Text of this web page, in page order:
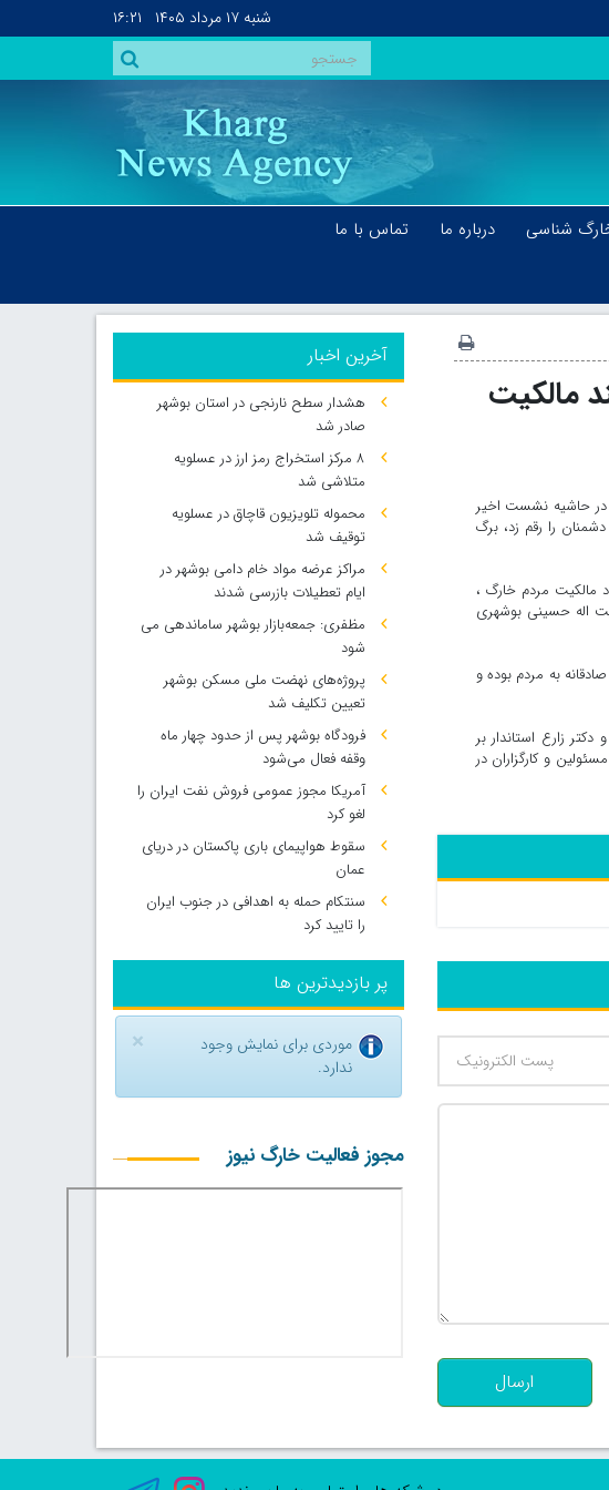
شنبه ۱۷ مرداد ۱۴۰۵ ۱۶:۲۱
شناسی درباره ما
تماس با ما
مالکیت
در حاشیه نشست اخیر
۱۲روزه که نومیدی و عقب نشینی دشمنان را رقم زد، برگ
مالکیت مردم خارگ ،
اله حسینی بوشهری
به مردم بوده و
زارع استاندار بر
و کارگزاران در
ارسال
آخرین اخبار
هشدار سطح نارنجی در استان بوشهر
صادر شد
۸ مرکز استخراج رمز ارز در عسلویه
متلاشی شد
محموله تلویزیون قاچاق در عسلویه
توقیف شد
مراکز عرضه مواد خام دامی بوشهر در
ایام تعطیلات بازرسی شدند
مظفری: جمعه‌بازار بوشهر ساماندهی می‌
شود
پروژه‌های نهضت ملی مسکن بوشهر
تعیین تکلیف شد
فرودگاه بوشهر پس از حدود چهار ماه
وقفه فعال می‌شود
آمریکا مجوز عمومی فروش نفت ایران را
لغو کرد
سقوط هواپیمای باری پاکستان در دریای
عمان
سنتکام حمله به اهدافی در جنوب ایران
را تایید کرد
پر بازدیدترین ها
×
موردی برای نمایش وجود
ندارد.
مجوز فعالیت خارگ نیوز